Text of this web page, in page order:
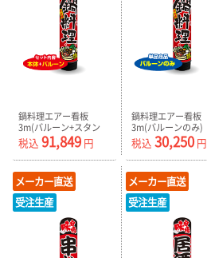
鍋料理エアー看板
3m(バルーン+スタン
ド) AR090144IN
税込 91,849 円
鍋料理エアー看板
3m(バルーンのみ)
AR090144IN_C
税込 30,250円
メーカー直送
受注生産
メーカー直送
受注生産